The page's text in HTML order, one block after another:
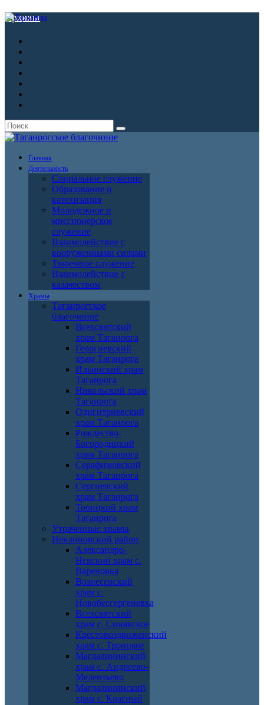
Архивы
Главная
Деятельность
Социальное служение
Образование и
катехизация
Молодежное и
миссионерское
служение
Взаимодействие с
вооруженными силами
Тюремное служение
Взаимодействие с
казачеством
Храмы
Таганрогское
благочиние
Всехсвятский
храм Таганрога
Георгиевский
храм Таганрога
Ильинский храм
Таганрога
Никольский храм
Таганрога
Одигитриевский
храм Таганрога
Рождество-
Богородицкий
храм Таганрога
Серафимовский
храм Таганрога
Сергиевский
храм Таганрога
Троицкий храм
Таганрога
Утраченные храмы
Неклиновский район
Александро-
Невский храм с.
Вареновка
Вознесенский
храм с.
Новобессергеневка
Всехсвятский
храм с. Синявское
Крестовоздвиженский
храм с. Троицкое
Магдалининский
храм с. Андреево-
Мелентьево
Магдалининский
храм с. Красный